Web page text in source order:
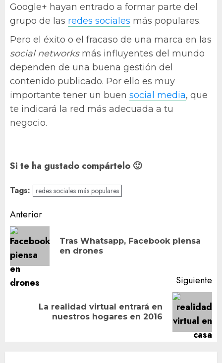
Google+ hayan entrado a formar parte del
grupo de las redes sociales más populares.
Pero el éxito o el fracaso de una marca en las
social networksmás influyentes del mundo
dependen de una buena gestión del
contenido publicado. Por ello es muy
importante tener un buen social media, que
te indicará la red más adecuada a tu
negocio.
Si te ha gustado compártelo 🙂
Tags: redes sociales más populares
Navegación
de
entradas
Anterior
Tras Whatsapp, Facebook piensa
en drones
Siguiente
SiguienteLa realidad virtual entrará en
nuestros hogares en 2016